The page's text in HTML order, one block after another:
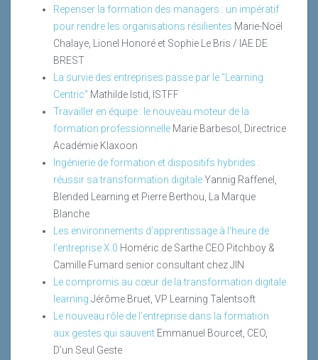
Repenser la formation des managers : un impératif
pour rendre les organisations résilientes Marie-Noël
Chalaye, Lionel Honoré et Sophie Le Bris / IAE DE
BREST
La survie des entreprises passe par le "Learning
Centric" Mathilde Istid, ISTFF
Travailler en équipe : le nouveau moteur de la
formation professionnelle Marie Barbesol, Directrice
Académie Klaxoon
Ingénierie de formation et dispositifs hybrides :
réussir sa transformation digitaleYannig Raffenel,
Blended Learning et Pierre Berthou, La Marque
Blanche
Les environnements d’apprentissage à l’heure de
l’entreprise X.0 Homéric de Sarthe CEO Pitchboy &
Camille Fumard senior consultant chez JIN
Le compromis au cœur de la transformation digitale
learning Jérôme Bruet, VP Learning Talentsoft
Le nouveau rôle de l’entreprise dans la formation
aux gestes qui sauvent Emmanuel Bourcet, CEO,
D’un Seul Geste